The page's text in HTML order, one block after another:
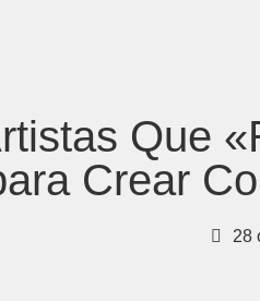
Que
Crear
28